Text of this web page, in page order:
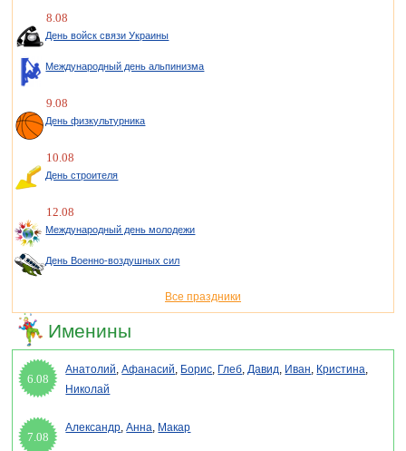
8.08
День войск связи Украины
Международный день альпинизма
9.08
День физкультурника
10.08
День строителя
12.08
Международный день молодежи
День Военно-воздушных сил
Все праздники
Именины
6.08
Анатолий,Афанасий, Борис, Глеб,Давид, Иван, Кристина,
Николай
7.08
Александр,Анна, Макар